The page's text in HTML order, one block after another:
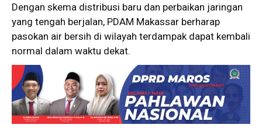
Dengan skema distribusi baru dan perbaikan jaringan
yang tengah berjalan, PDAM Makassar berharap
pasokan air bersih di wilayah terdampak dapat kembali
normal dalam waktu dekat.